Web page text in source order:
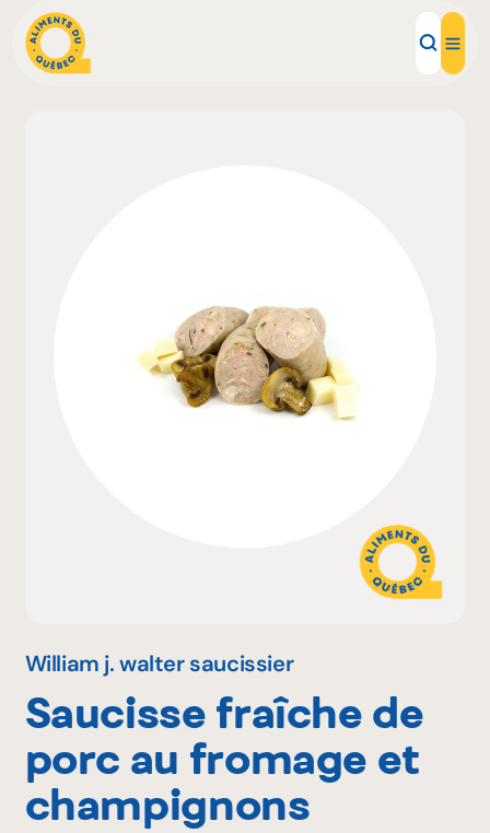
Restaurants
Institutions
William j. walter saucissier
Saucisse fraîche de
porc au fromage et
champignons